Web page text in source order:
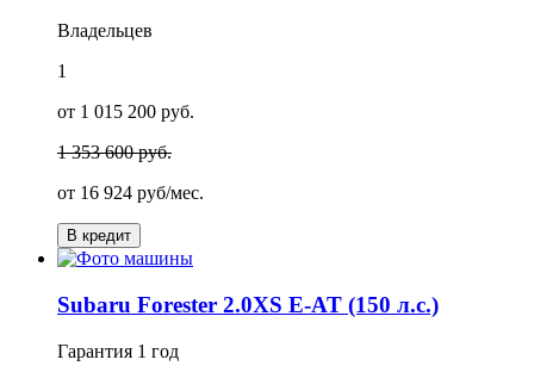
Владельцев
1
от 1 015 200 руб.
1 353 600 руб.
от 16 924 руб/мес.
В кредит
Subaru Forester 2.0XS E-AT (150 л.с.)
Гарантия 1 год